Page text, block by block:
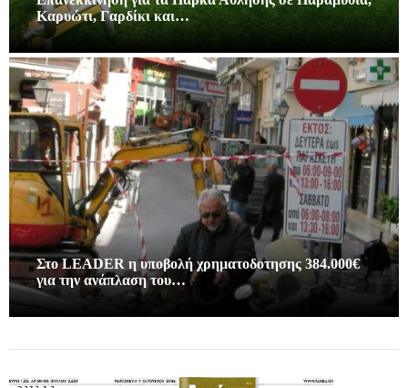
Καρυώτι, Γαρδίκι και…
Στο LEADER η υποβολή χρηματοδοτησης 384.000€
για την ανάπλαση του…